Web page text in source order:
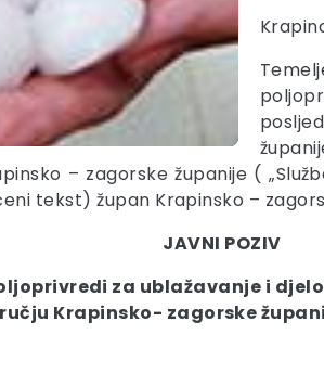
– zagorske županije (
tekst) župan Krapinsko –
JAVNI POZIV
za ublažavanje i
Krapinsko- zagorske